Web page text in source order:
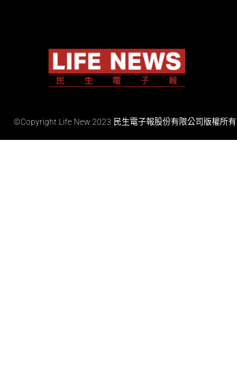
©Copyright Life New 2023 民生電子報股份有限公司版權所有